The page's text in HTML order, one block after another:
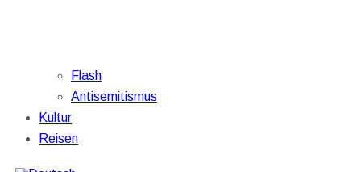
Flash
Antisemitismus
Kultur
Reisen